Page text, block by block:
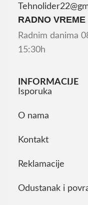
RADNO VREME
Radnim danima
15:30h
INFORMACIJE
Isporuka
O nama
Kontakt
Reklamacije
Odustanak i